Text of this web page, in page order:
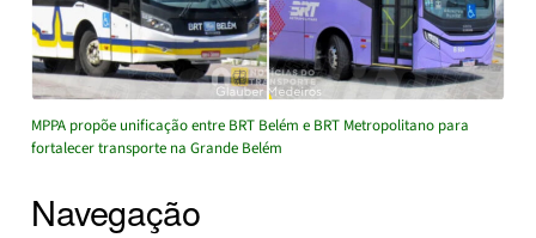
MPPA propõe unificação entre BRT Belém e BRT Metropolitano para
fortalecer transporte na Grande Belém
Navegação